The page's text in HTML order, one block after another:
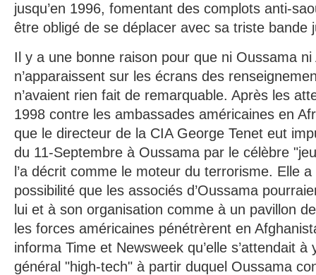
jusqu’en 1996, fomentant des complots anti-
être obligé de se déplacer avec sa triste bande
Il y a une bonne raison pour que ni Oussama ni
n’apparaissent sur les écrans des
n’avaient rien fait de remarquable. Après les
1998 contre les ambassades américaines en
que le directeur de la CIA George Tenet eut
du 11-Septembre à Oussama par le célèbre
l’a décrit comme le moteur du terrorisme. Elle
possibilité que les associés d’Oussama
lui et à son organisation comme à un pavillon
les forces américaines pénétrèrent en
informa Time et Newsweek qu’elle s’attendait
général "high-tech" à partir duquel Oussama